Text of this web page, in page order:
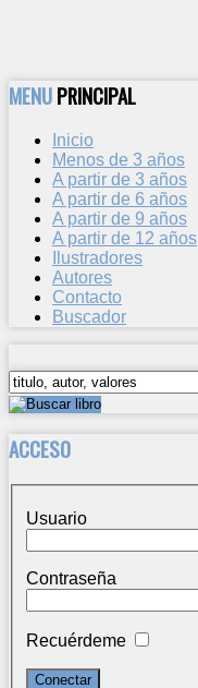
MENUPRINCIPAL
Inicio
Menos de 3 años
A partir de 3 años
A partir de 6 años
A partir de 9 años
A partir de 12 años
Ilustradores
Autores
Contacto
Buscador
ACCESO
Usuario
Contraseña
Recuérdeme